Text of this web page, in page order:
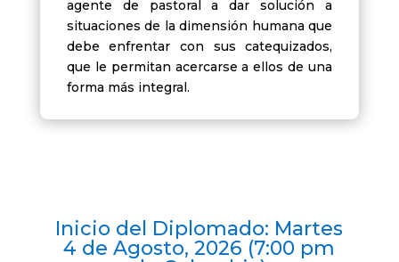
agente de pastoral a dar solución a
situaciones de la dimensión humana que
debe enfrentar con sus catequizados,
que le permitan acercarse a ellos de una
forma más integral.
Inicio del Diplomado: Martes
4 de Agosto, 2026 (7:00 pm